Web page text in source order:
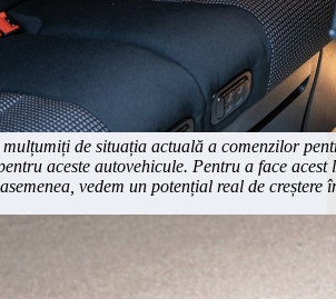
mulțumiți de situația actuală a comenzilor
aceste autovehicule. Pentru a face
vedem un potențial real de